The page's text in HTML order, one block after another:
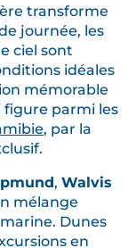
transforme
journée, les
ciel sont
idéales
mémorable
figure parmi les
, par la
, Walvis
mélange
Dunes
en